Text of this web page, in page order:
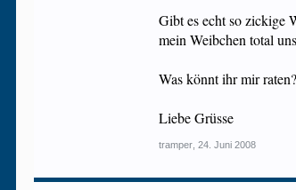
Gibt es echt so zickige
mein Weibchen total
Was könnt ihr mir
Liebe Grüsse
tramper 24. Juni 2008